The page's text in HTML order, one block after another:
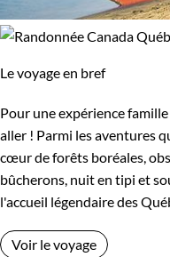
Le voyage en bref
Pour une expérience famille
aller ! Parmi les aventures
cœur de forêts boréales,
bûcherons, nuit en tipi et
l'accueil légendaire des
Voir le voyage